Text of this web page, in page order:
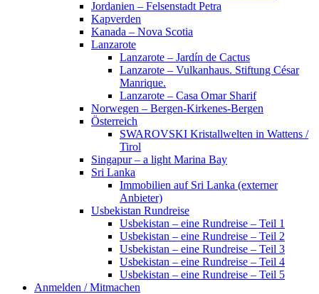
Jordanien – Felsenstadt Petra
Kapverden
Kanada – Nova Scotia
Lanzarote
Lanzarote – Jardín de Cactus
Lanzarote – Vulkanhaus. Stiftung César
Manrique.
Lanzarote – Casa Omar Sharif
Norwegen – Bergen-Kirkenes-Bergen
Österreich
SWAROVSKI Kristallwelten in Wattens /
Tirol
Singapur – a light Marina Bay
Sri Lanka
Immobilien auf Sri Lanka (externer
Anbieter)
Usbekistan Rundreise
Usbekistan – eine Rundreise – Teil 1
Usbekistan – eine Rundreise – Teil 2
Usbekistan – eine Rundreise – Teil 3
Usbekistan – eine Rundreise – Teil 4
Usbekistan – eine Rundreise – Teil 5
Anmelden / Mitmachen